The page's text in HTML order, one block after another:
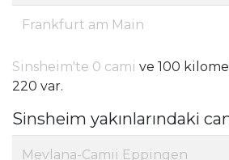
Frankfurt am Main
Sinsheim'te 0 cami ve 100
220 var.
Sinsheim yakınlarındaki
Mevlana-Camii Eppingen